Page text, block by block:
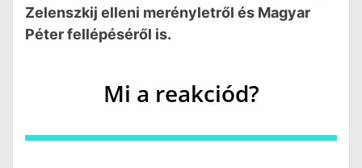
Zelenszkij elleni merényletről és Magyar
Péter fellépéséről is.
Mi a reakciód?